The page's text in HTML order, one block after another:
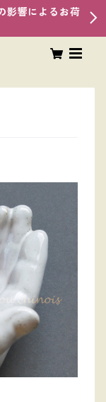
影響によるお荷